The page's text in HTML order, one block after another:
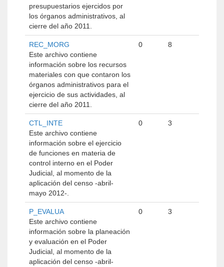
presupuestarios ejercidos por
los órganos administrativos, al
cierre del año 2011.
REC_MORG
Este archivo contiene
información sobre los recursos
materiales con que contaron los
órganos administrativos para el
ejercicio de sus actividades, al
cierre del año 2011.
0 8
CTL_INTE
Este archivo contiene
información sobre el ejercicio
de funciones en materia de
control interno en el Poder
Judicial, al momento de la
aplicación del censo -abril-
mayo 2012-.
0 3
P_EVALUA
Este archivo contiene
información sobre la planeación
y evaluación en el Poder
Judicial, al momento de la
aplicación del censo -abril-
0 3